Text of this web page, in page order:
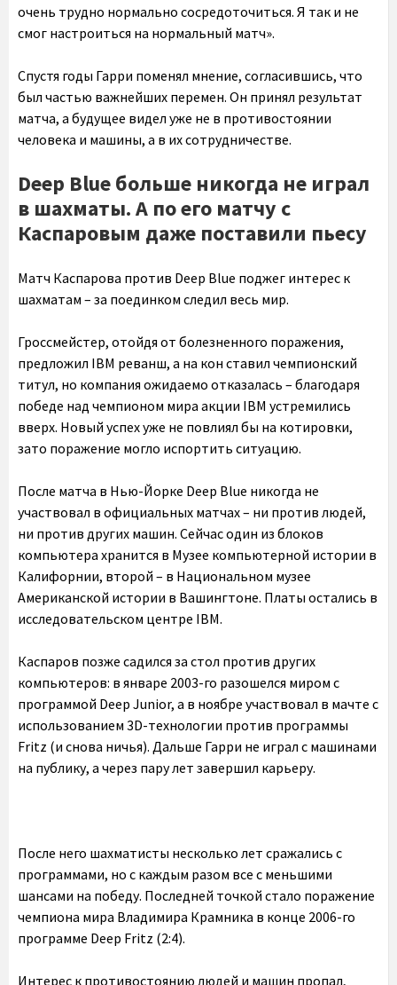
очень трудно нормально сосредоточиться. Я так и не
смог настроиться на нормальный матч».
Спустя годы Гарри поменял мнение, согласившись, что
был частью важнейших перемен. Он принял результат
матча, а будущее видел уже не в противостоянии
человека и машины, а в их сотрудничестве.
Deep Blue больше никогда не играл
в шахматы. А по его матчу с
Каспаровым даже поставили пьесу
Матч Каспарова против Deep Blue поджег интерес к
шахматам – за поединком следил весь мир.
Гроссмейстер, отойдя от болезненного поражения,
предложил IBM реванш, а на кон ставил чемпионский
титул, но компания ожидаемо отказалась – благодаря
победе над чемпионом мира акции IBM устремились
вверх. Новый успех уже не повлиял бы на котировки,
зато поражение могло испортить ситуацию.
После матча в Нью-Йорке Deep Blue никогда не
участвовал в официальных матчах – ни против людей,
ни против других машин. Сейчас один из блоков
компьютера хранится в Музее компьютерной истории в
Калифорнии, второй – в Национальном музее
Американской истории в Вашингтоне. Платы остались в
исследовательском центре IBM.
Каспаров позже садился за стол против других
компьютеров: в январе 2003-го разошелся миром с
программой Deep Junior, а в ноябре участвовал в мачте с
использованием 3D-технологии против программы
Fritz (и снова ничья). Дальше Гарри не играл с машинами
на публику, а через пару лет завершил карьеру.
После него шахматисты несколько лет сражались с
программами, но с каждым разом все с меньшими
шансами на победу. Последней точкой стало поражение
чемпиона мира Владимира Крамника в конце 2006-го
программе Deep Fritz (2:4).
Интерес к противостоянию людей и машин пропал,